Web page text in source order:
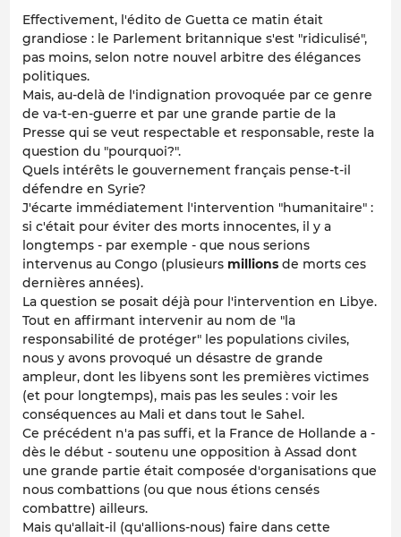
Effectivement, l'édito de Guetta ce matin était
grandiose : le Parlement britannique s'est "ridiculisé",
pas moins, selon notre nouvel arbitre des élégances
politiques.
Mais, au-delà de l'indignation provoquée par ce genre
de va-t-en-guerre et par une grande partie de la
Presse qui se veut respectable et responsable, reste la
question du "pourquoi?".
Quels intérêts le gouvernement français pense-t-il
défendre en Syrie?
J'écarte immédiatement l'intervention "humanitaire" :
si c'était pour éviter des morts innocentes, il y a
longtemps - par exemple - que nous serions
intervenus au Congo (plusieurs millions de morts ces
dernières années).
La question se posait déjà pour l'intervention en Libye.
Tout en affirmant intervenir au nom de "la
responsabilité de protéger" les populations civiles,
nous y avons provoqué un désastre de grande
ampleur, dont les libyens sont les premières victimes
(et pour longtemps), mais pas les seules : voir les
conséquences au Mali et dans tout le Sahel.
Ce précédent n'a pas suffi, et la France de Hollande a -
dès le début - soutenu une opposition à Assad dont
une grande partie était composée d'organisations que
nous combattions (ou que nous étions censés
combattre) ailleurs.
Mais qu'allait-il (qu'allions-nous) faire dans cette